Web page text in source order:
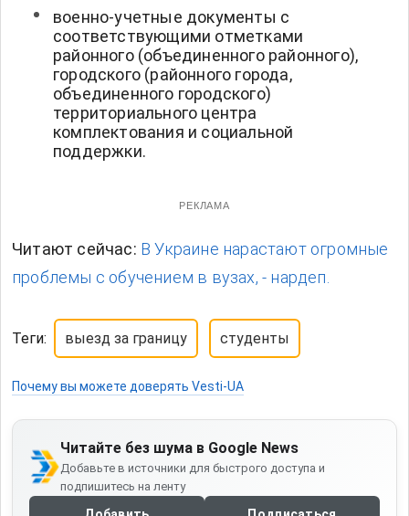
военно-учетные документы с
соответствующими отметками
районного (объединенного районного),
городского (районного города,
объединенного городского)
территориального центра
комплектования и социальной
поддержки.
РЕКЛАМА
Читают сейчас: В Украине нарастают огромные
проблемы с обучением в вузах, - нардеп.
Теги: выезд за границу студенты
Почему вы можете доверять Vesti-UA
Читайте без шума в Google News
Добавьте в источники для быстрого доступа и
подпишитесь на ленту